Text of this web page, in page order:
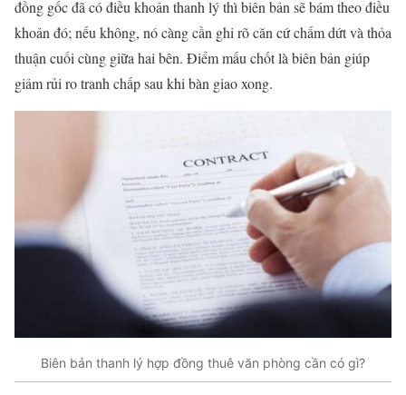
đồng gốc đã có điều khoản thanh lý thì biên bản sẽ bám theo điều
khoản đó; nếu không, nó càng cần ghi rõ căn cứ chấm dứt và thỏa
thuận cuối cùng giữa hai bên. Điểm mấu chốt là biên bản giúp
giảm rủi ro tranh chấp sau khi bàn giao xong.
Biên bản thanh lý hợp đồng thuê văn phòng cần có gì?